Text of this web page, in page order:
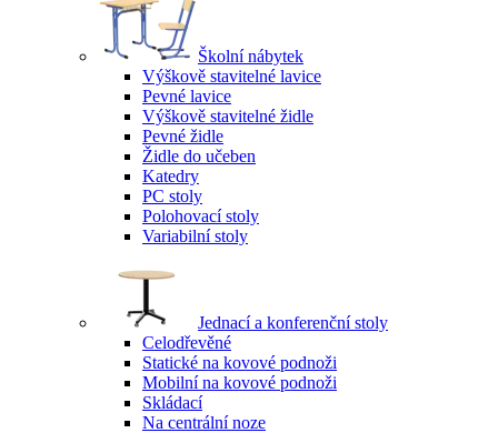
Školní nábytek
Výškově stavitelné lavice
Pevné lavice
Výškově stavitelné židle
Pevné židle
Židle do učeben
Katedry
PC stoly
Polohovací stoly
Variabilní stoly
Jednací a konferenční stoly
Celodřevěné
Statické na kovové podnoži
Mobilní na kovové podnoži
Skládací
Na centrální noze